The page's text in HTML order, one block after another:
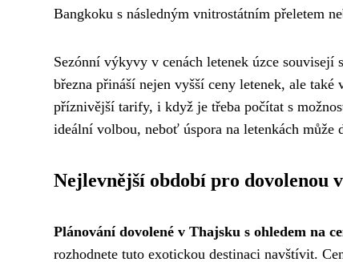
Bangkoku s následným vnitrostátním přeletem
Sezónní výkyvy v cenách letenek úzce
března přináší nejen vyšší ceny letenek, ale také
příznivější tarify, i když je třeba počítat s
ideální volbou, neboť úspora na letenkách může
Nejlevnější období pro dovolenou
Plánování dovolené v Thajsku s ohledem na
rozhodnete tuto exotickou destinaci navštívit.